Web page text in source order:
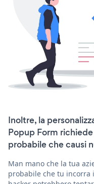
Inoltre, la
Popup Form
probabile che causi
Man mano che la tua
probabile che tu incorra